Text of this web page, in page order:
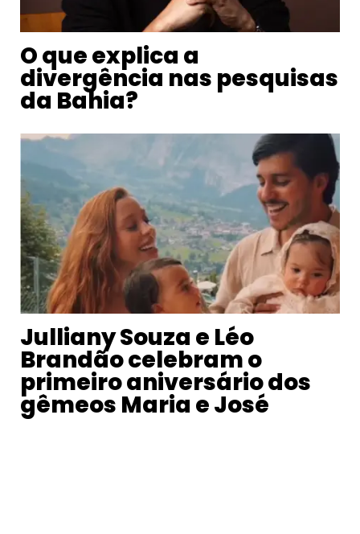
O que explica a
divergência nas pesquisas
da Bahia?
Julliany Souza e Léo
Brandão celebram o
primeiro aniversário dos
gêmeos Maria e José